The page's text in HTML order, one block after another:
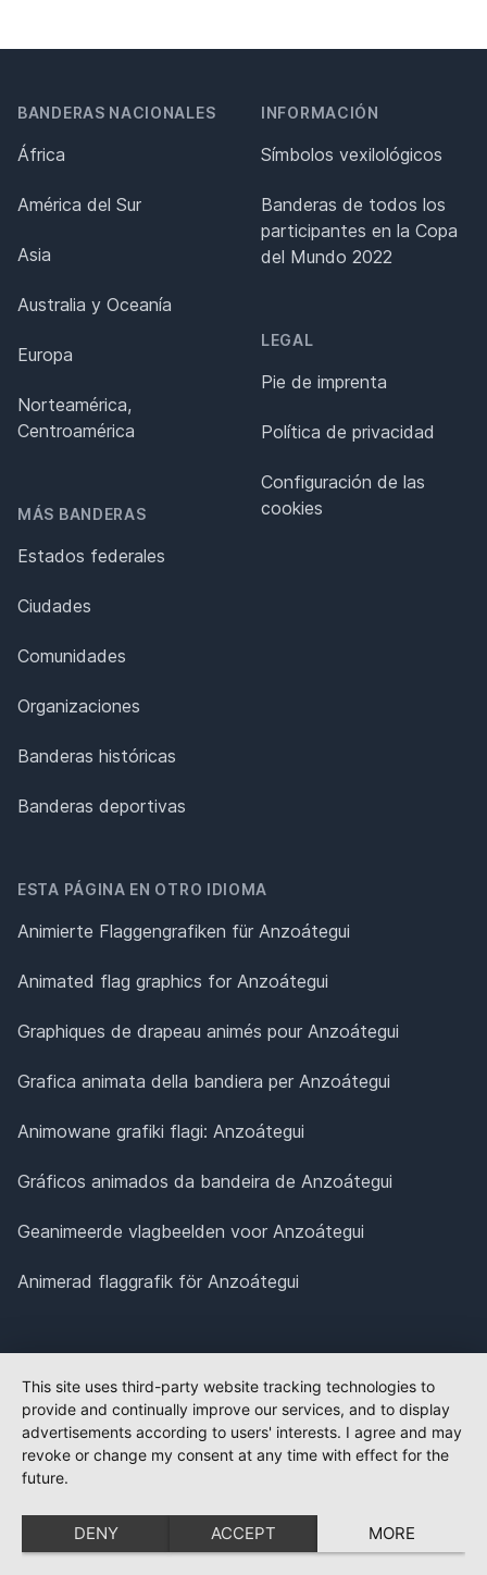
BANDERAS NACIONALES
África
América del Sur
Asia
Australia y Oceanía
Europa
Norteamérica,
Centroamérica
MÁS BANDERAS
Estados federales
Ciudades
Comunidades
Organizaciones
Banderas históricas
Banderas deportivas
INFORMACIÓN
Símbolos vexilológicos
Banderas de todos los
participantes en la Copa
del Mundo 2022
LEGAL
Pie de imprenta
Política de privacidad
Configuración de las
cookies
ESTA PÁGINA EN OTRO IDIOMA
Animierte Flaggengrafiken für Anzoátegui
Animated flag graphics for Anzoátegui
Graphiques de drapeau animés pour Anzoátegui
Grafica animata della bandiera per Anzoátegui
Animowane grafiki flagi: Anzoátegui
Gráficos animados da bandeira de Anzoátegui
Geanimeerde vlagbeelden voor Anzoátegui
Animerad flaggrafik för Anzoátegui
This site uses third-party website tracking technologies to
provide and continually improve our services, and to display
advertisements according to users' interests. I agree and may
revoke or change my consent at any time with effect for the
future.
DENY ACCEPT MORE